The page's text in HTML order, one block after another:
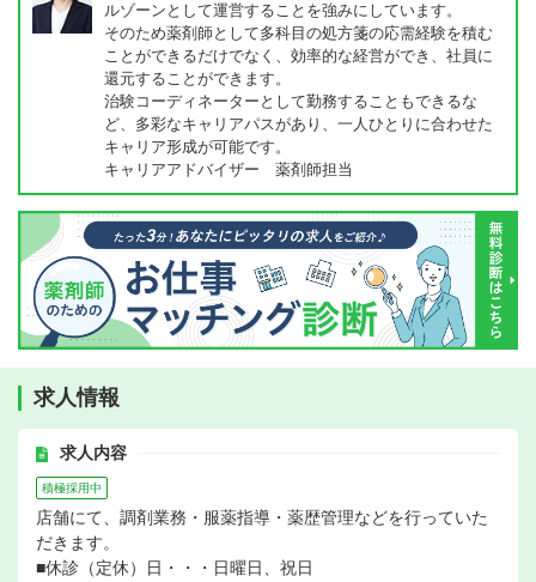
ルゾーンとして運営することを強みにしています。
そのため薬剤師として多科目の処方箋の応需経験を積む
ことができるだけでなく、効率的な経営ができ、社員に
還元することができます。
治験コーディネーターとして勤務することもできるな
ど、多彩なキャリアパスがあり、一人ひとりに合わせた
キャリア形成が可能です。
キャリアアドバイザー 薬剤師担当
求人情報
求人内容
積極採用中
店舗にて、調剤業務・服薬指導・薬歴管理などを行っていた
だきます。
■休診（定休）日・・・日曜日、祝日